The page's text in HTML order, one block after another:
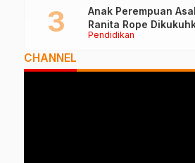
Pendidikan
Anak Perempuan
Ranita Rope
Guru Besar dan
CHANNEL